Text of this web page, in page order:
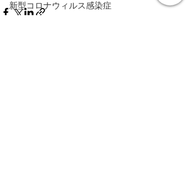
新型コロナウィルス感染症